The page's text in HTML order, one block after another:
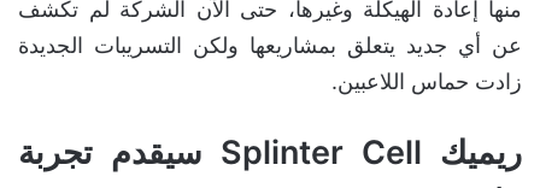
منها إعادة الهيكلة وغيرها، حتى الآن الشركة لم تكشف
عن أي جديد يتعلق بمشاريعها ولكن التسريبات الجديدة
زادت حماس اللاعبين.
ريميك Splinter Cell سيقدم تجربة